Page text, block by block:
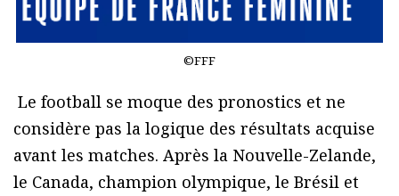
©FFF
Le football se moque des pronostics et ne
considère pas la logique des résultats acquise
avant les matches. Après la Nouvelle-Zelande,
le Canada, champion olympique, le Brésil et